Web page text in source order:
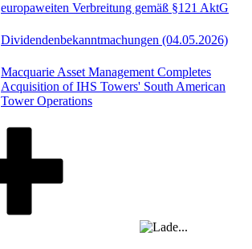
europaweiten Verbreitung gemäß §121 AktG
Dividendenbekanntmachungen (04.05.2026)
Macquarie Asset Management Completes
Acquisition of IHS Towers' South American
Tower Operations